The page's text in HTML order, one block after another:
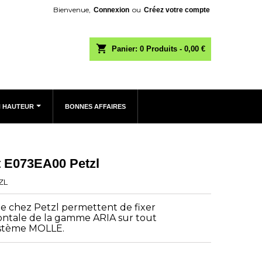
Bienvenue, Connexion ou Créez votre compte
shopping_cart Panier: 0 Produits - 0,00 €
HAUTEUR BONNES AFFAIRES
Petzl
chez Petzl permettent de fixer
de la gamme ARIA sur tout
MOLLE.